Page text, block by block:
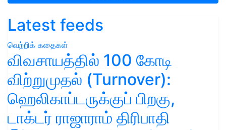
Latest feeds
வெற்றிக் கதைகள்
விவசாயத்தில் 100 கோடி
விற்றுமுதல் (Turnover):
ஹெலிகாப்டருக்குப் பிறகு,
டாக்டர் ராஜாராம் திரிபாதி